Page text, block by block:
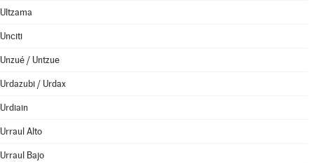
Ultzama
Unciti
Unzué / Untzue
Urdazubi / Urdax
Urdiain
Urraul Alto
Urraul Bajo